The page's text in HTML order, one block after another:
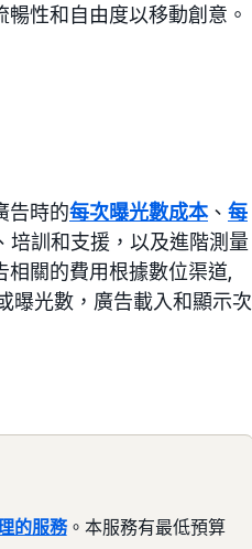
性和自由度以移動創意。
告時的每次曝光數成本、 每
培訓和支援，以及進階測量
關的費用根據數位渠道,
曝光數，廣告載入和顯示次
的服務。本服務有最低預算